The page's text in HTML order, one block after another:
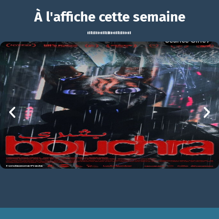
Garfield : Héros malgré lui
Garfield : Héros malgré lui Bande-annonce VF
À l'affiche cette semaine
BOUCHRA
mer 05/08
21h00